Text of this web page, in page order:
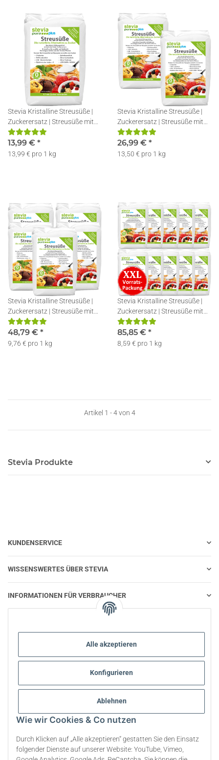
Alle akzeptieren
Konfigurieren
Ablehnen
Wie wir Cookies & Co nutzen
Durch Klicken auf „Alle akzeptieren“ gestatten Sie den Einsatz
folgender Dienste auf unserer Website: YouTube, Vimeo,
Stevia Kristalline Streusüße |
Zuckerersatz | Streusüße mit
Erythrit und Stevia | 1kg
13,99 € *
13,99 € pro 1 kg
Stevia Kristalline Streusüße |
Zuckerersatz | Streusüße mit
Erythrit und Stevia | 2x1kg
26,99 € *
13,50 € pro 1 kg
Stevia Kristalline Streusüße |
Zuckerersatz | Streusüße mit
Erythrit und Stevia | 5x1kg
48,79 € *
9,76 € pro 1 kg
Stevia Kristalline Streusüße |
Zuckerersatz | Streusüße mit
Erythrit und Stevia | 10x1kg
85,85 € *
8,59 € pro 1 kg
Artikel 1 - 4 von 4
Stevia Produkte
KUNDENSERVICE
WISSENSWERTES ÜBER STEVIA
INFORMATIONEN FÜR VERBRAUCHER
STEVIA | FRAGEN UND ANTWORTEN
STEVIA PRODUKT INFORMATIONEN